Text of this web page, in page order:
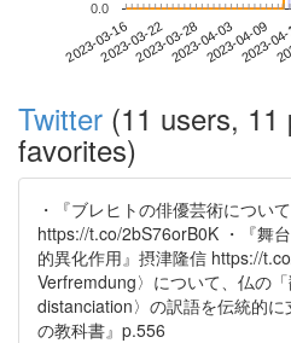
2023-03-162023-03-222023-03-282023-04-032023-04-09
2023-
0.0
Twitter (11 users, 11
favorites)
・『ブレヒトの俳優芸術につい
https://t.co/2bS76orB0K ・『舞
的異化作用』摂津隆信 https://
Verfremdung〉について、仏の
distanciation〉の訳語を伝統的
の教科書』p.556